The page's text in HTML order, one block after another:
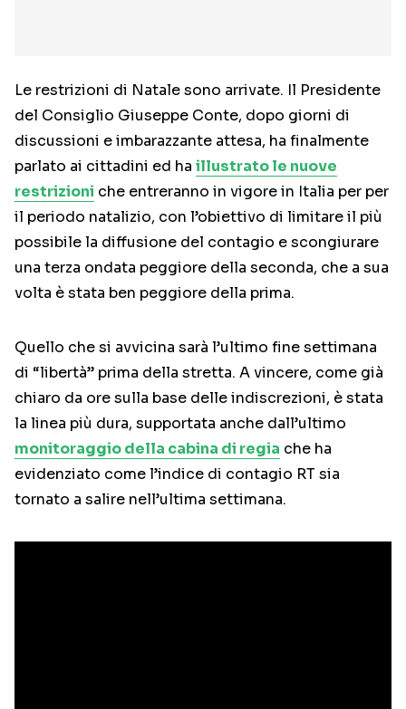
Le restrizioni di Natale sono arrivate. Il Presidente
del Consiglio Giuseppe Conte, dopo giorni di
discussioni e imbarazzante attesa, ha finalmente
parlato ai cittadini ed ha illustrato le nuove
restrizioni che entreranno in vigore in Italia per per
il periodo natalizio, con l’obiettivo di limitare il più
possibile la diffusione del contagio e scongiurare
una terza ondata peggiore della seconda, che a sua
volta è stata ben peggiore della prima.
Quello che si avvicina sarà l’ultimo fine settimana
di “libertà” prima della stretta. A vincere, come già
chiaro da ore sulla base delle indiscrezioni, è stata
la linea più dura, supportata anche dall’ultimo
monitoraggio della cabina di regia che ha
evidenziato come l’indice di contagio RT sia
tornato a salire nell’ultima settimana.